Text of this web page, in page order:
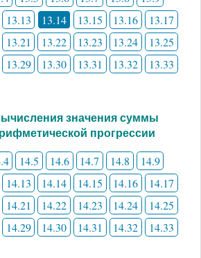
13.13 13.14 13.15 13.16
13.17
13.21 13.22 13.23 13.24
13.25
13.29 13.30 13.31 13.32
13.33
значения суммы
прогрессии
14.5 14.6 14.7 14.8
14.9
14.13 14.14 14.15 14.16
14.17
14.21 14.22 14.23 14.24
14.25
14.29 14.30 14.31 14.32
14.33